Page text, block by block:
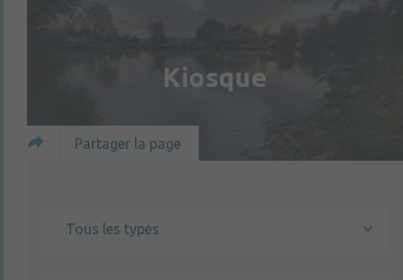
Kiosque
Partager la page
Tous les types